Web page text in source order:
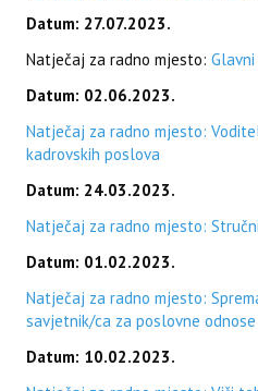
Datum: 27.07.2023.
Natječaj za radno mjesto:
Datum: 02.06.2023.
Natječaj za radno mjesto:
kadrovskih poslova
Datum: 24.03.2023.
Natječaj za radno mjesto:
Datum: 01.02.2023.
Natječaj za radno mjesto:
savjetnik/ca za poslovne odnose
Datum: 10.02.2023.